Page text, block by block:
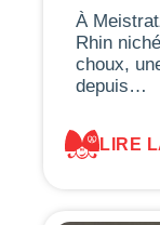
À
Rhin
choux,
depuis…
LIRE